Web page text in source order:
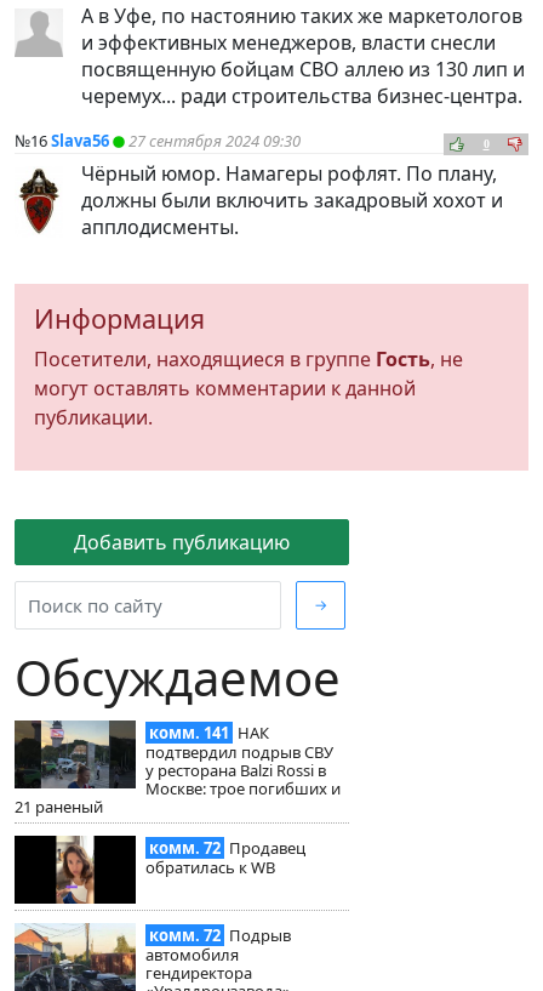
Добавить публикацию
→
Обсуждаемое
комм. 141 НАК
подтвердил подрыв СВУ
у ресторана Balzi Rossi в
Москве: трое погибших и
21 раненый
комм. 72 Продавец
обратилась к WB
комм. 72 Подрыв
автомобиля
гендиректора
А в Уфе, по настоянию таких же маркетологов
и эффективных менеджеров, власти снесли
посвященную бойцам СВО аллею из 130 лип и
черемух... ради строительства бизнес-центра.
№16Slava56 27 сентября 2024 09:30 0
Чёрный юмор. Намагеры рофлят. По плану,
должны были включить закадровый хохот и
апплодисменты.
Информация
Посетители, находящиеся в группе Гость, не
могут оставлять комментарии к данной
публикации.